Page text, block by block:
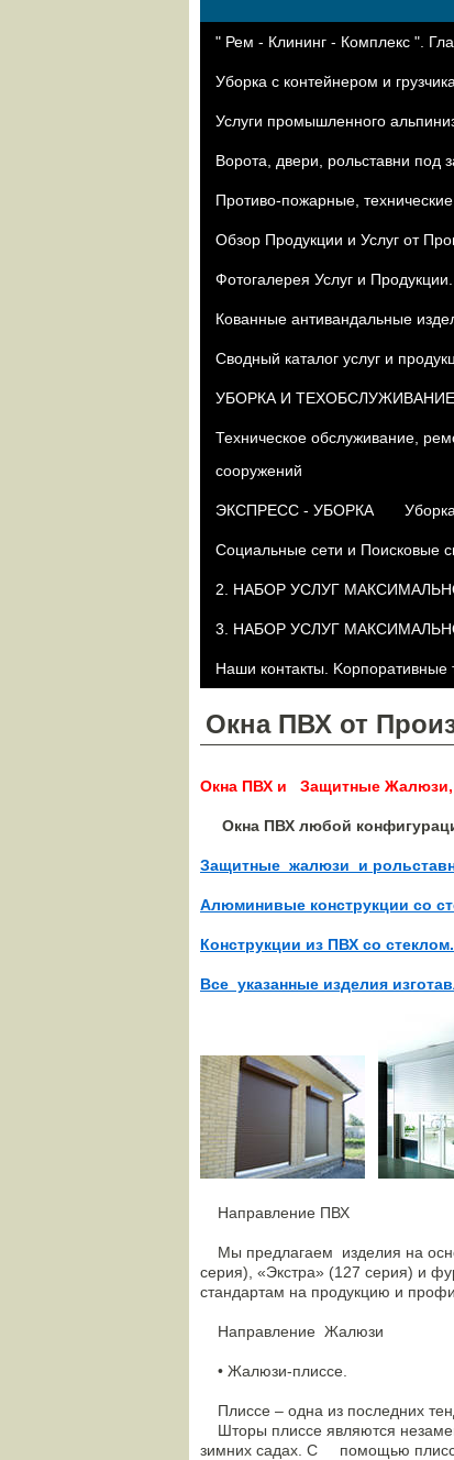
" Рем - Клининг - Комплекс ".
Уборка с контейнером и
Услуги промышленного
Ворота, двери, рольставни под
Противо-пожарные,
Oбзор Продукции и Услуг от
Фотогалерея Услуг и Продукции.
Кованные антивандальные
Сводный каталог услуг и
УБОРКА И
Техническое обслуживание,
сооружений
ЭКСПРЕСС - УБОРКА
Социальные сети и Поисковые
2. НАБОР УСЛУГ
3. НАБОР УСЛУГ
Наши контакты.
Окна ПВХ от
Окна ПВХ и Защитные Жалюзи,
Окна ПВХ любой
Защитные жалюзи и
Алюминивые конструкции со
Конструкции из ПВХ со
Все указанные изделия
Направление ПВХ
Мы предлагаем изделия на
серия), «Экстра» (127 серия) и
стандартам на продукцию и
Направление Жалюзи
• Жалюзи-плиссе.
Плиссе – одна из последних
Шторы плиссе являются
зимних садах. С помощью